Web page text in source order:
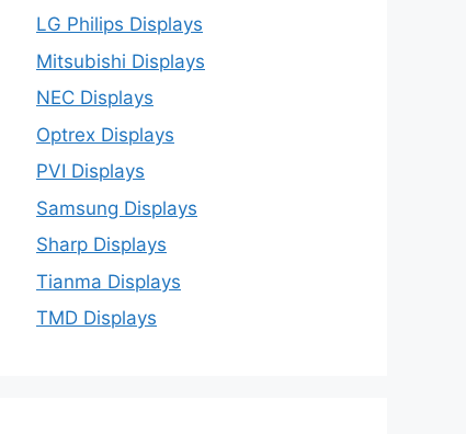
LG Philips Displays
Mitsubishi Displays
NEC Displays
Optrex Displays
PVI Displays
Samsung Displays
Sharp Displays
Tianma Displays
TMD Displays